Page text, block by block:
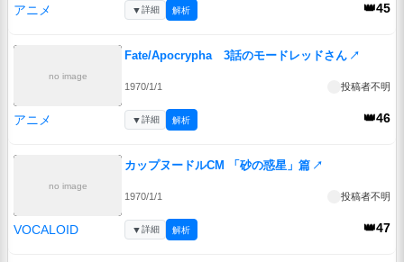
アニメ 👑45
▼詳細 解析
no image
Fate/Apocrypha 3話のモードレッドさん ↗
1970/1/1 投稿者不明
アニメ 👑46
▼詳細 解析
no image
カップヌードルCM 「砂の惑星」篇 ↗
1970/1/1 投稿者不明
VOCALOID 👑47
▼詳細 解析